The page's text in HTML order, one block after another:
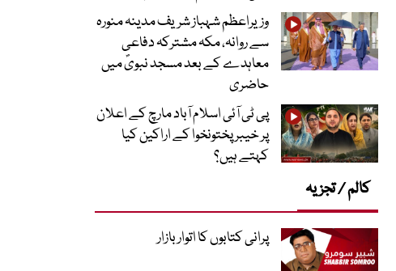
وزیراعظم شہباز شریف مدینہ منورہ
سے روانہ، مکہ مشترکہ دفاعی
معاہدے کے بعد مسجد نبویؐ میں
حاضری
پی ٹی آئی اسلام آباد مارچ کے اعلان
پر خیبر پختونخوا کے اراکین کیا
کہتے ہیں؟
کالم / تجزیہ
پرانی کتابوں کا اتوار بازار